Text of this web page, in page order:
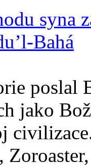
syna
Bahá
poslal
jako